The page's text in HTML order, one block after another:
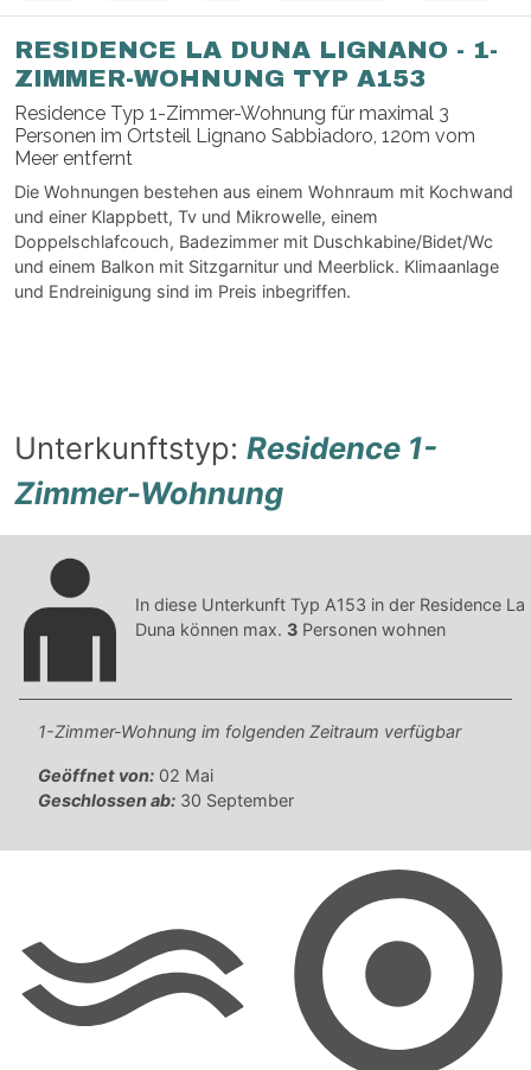
RESIDENCE LA DUNA LIGNANO - 1-
ZIMMER-WOHNUNG TYP A153
Residence Typ 1-Zimmer-Wohnung für maximal 3
Personen im Ortsteil Lignano Sabbiadoro, 120m vom
Meer entfernt
Die Wohnungen bestehen aus einem Wohnraum mit Kochwand
und einer Klappbett, Tv und Mikrowelle, einem
Doppelschlafcouch, Badezimmer mit Duschkabine/Bidet/Wc
und einem Balkon mit Sitzgarnitur und Meerblick. Klimaanlage
und Endreinigung sind im Preis inbegriffen.
Unterkunftstyp: Residence 1-
Zimmer-Wohnung
In diese Unterkunft Typ A153 in der Residence La
Duna können max. 3 Personen wohnen
1-Zimmer-Wohnung im folgenden Zeitraum verfügbar
Geöffnet von: 02 Mai
Geschlossen ab: 30 September